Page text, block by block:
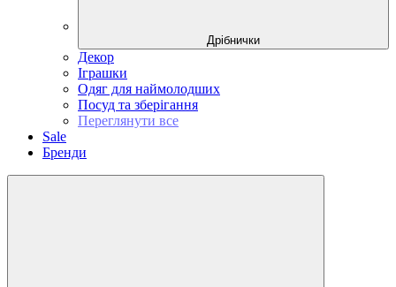
Дрібнички
Декор
Іграшки
Одяг для наймолодших
Посуд та зберігання
Переглянути все
Sale
Бренди